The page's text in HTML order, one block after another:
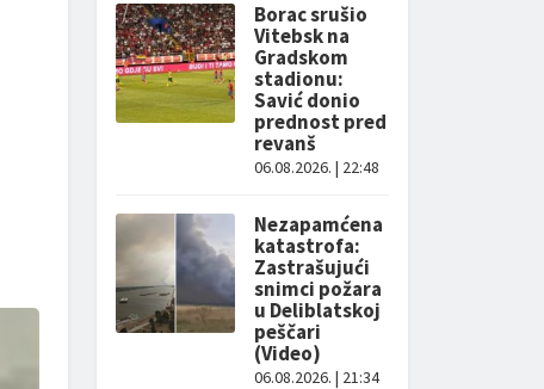
Borac srušio
Vitebsk na
Gradskom
stadionu:
Savić donio
prednost pred
revanš
06.08.2026. | 22:48
Nezapamćena
katastrofa:
Zastrašujući
snimci požara
u Deliblatskoj
peščari
(Video)
06.08.2026. | 21:34